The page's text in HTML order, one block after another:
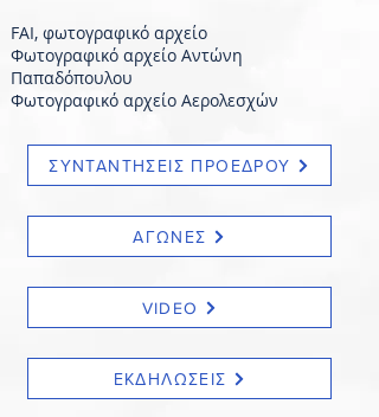
FAI, φωτογραφικό αρχείο
Φωτογραφικό αρχείο Αντώνη
Παπαδόπουλου
Φωτογραφικό αρχείο Αερολεσχών
ΣΥΝΤΑΝΤΗΣΕΙΣ ΠΡΟΕΔΡΟΥ
ΑΓΩΝΕΣ
VIDEO
ΕΚΔΗΛΩΣΕΙΣ